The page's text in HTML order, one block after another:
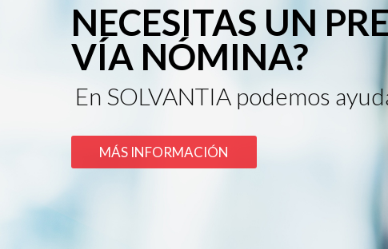
NECESITAS UN
VÍA NÓMINA?
En SOLVANTIA podemos
MÁS INFORMACIÓN